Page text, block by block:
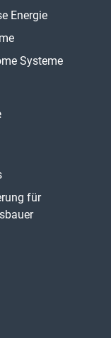
Energie
Systeme
für